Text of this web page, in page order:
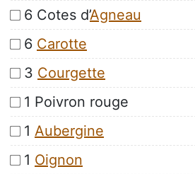
6 Cotes d’Agneau
6 Carotte
3 Courgette
1 Poivron rouge
1 Aubergine
1 Oignon